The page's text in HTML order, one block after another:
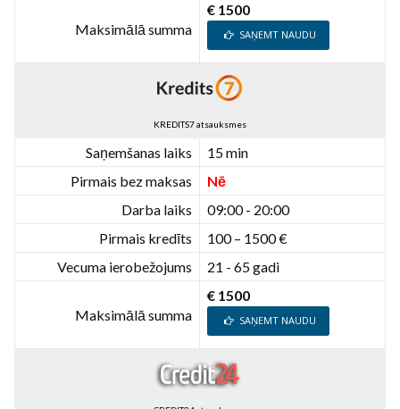
Maksimālā summa
€ 1500
SAŅEMT NAUDU
KREDITS7 atsauksmes
Saņemšanas laiks
15 min
Pirmais bez maksas
Nē
Darba laiks
09:00 - 20:00
Pirmais kredīts
100 – 1500 €
Vecuma ierobežojums
21 - 65 gadi
Maksimālā summa
€ 1500
SAŅEMT NAUDU